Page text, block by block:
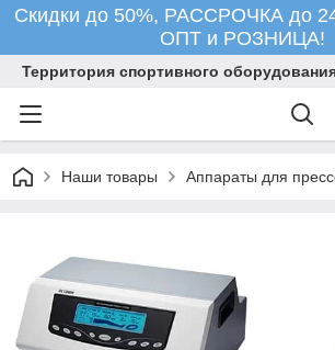
Скидки до 50%, РАССРОЧКА до
ОПТ и РОЗНИЦА!
Территория спортивного
Наши товары Аппараты для